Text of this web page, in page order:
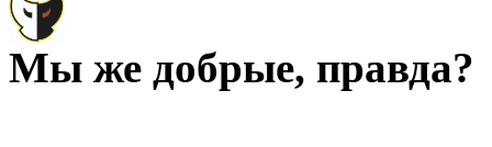
Мы же добрые, правда?